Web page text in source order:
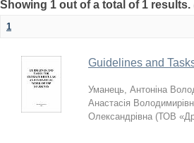
Showing 1 out of a total of 1 results.
1
Guidelines and
Уманець, Антоніна
Анастасія
Олександрівна (ТОВ